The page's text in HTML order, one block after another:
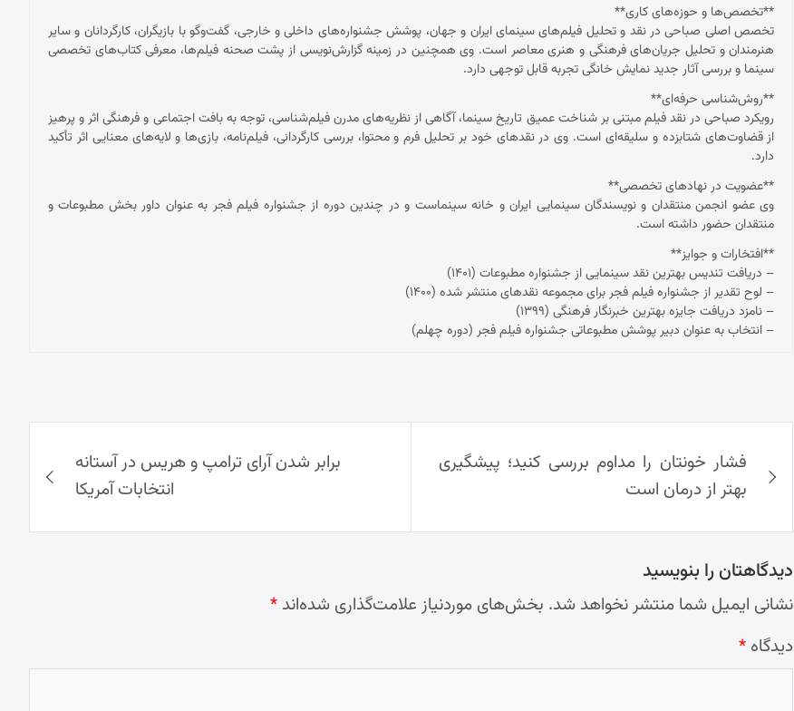
**تخصص‌ها و حوزه‌های کاری**
تخصص اصلی صباحی در نقد و تحلیل فیلم‌های سینمای ایران و جهان، پوشش جشنواره‌های داخلی و خارجی، گفت‌وگو با بازیگران، کارگردانان و سایر
هنرمندان و تحلیل جریان‌های فرهنگی و هنری معاصر است. وی همچنین در زمینه گزارش‌نویسی از پشت صحنه فیلم‌ها، معرفی کتاب‌های تخصصی
سینما و بررسی آثار جدید نمایش خانگی تجربه قابل توجهی دارد.
**روش‌شناسی حرفه‌ای**
رویکرد صباحی در نقد فیلم مبتنی بر شناخت عمیق تاریخ سینما، آگاهی از نظریه‌های مدرن فیلم‌شناسی، توجه به بافت اجتماعی و فرهنگی اثر و پرهیز
از قضاوت‌های شتابزده و سلیقه‌ای است. وی در نقدهای خود بر تحلیل فرم و محتوا، بررسی کارگردانی، فیلم‌نامه، بازی‌ها و لایه‌های معنایی اثر تأکید
دارد.
**عضویت در نهادهای تخصصی**
وی عضو انجمن منتقدان و نویسندگان سینمایی ایران و خانه سینماست و در چندین دوره از جشنواره فیلم فجر به عنوان داور بخش مطبوعات و
منتقدان حضور داشته است.
**افتخارات و جوایز**
– دریافت تندیس بهترین نقد سینمایی از جشنواره مطبوعات (۱۴۰۱)
– لوح تقدیر از جشنواره فیلم فجر برای مجموعه نقدهای منتشر شده (۱۴۰۰)
– نامزد دریافت جایزه بهترین خبرنگار فرهنگی (۱۳۹۹)
– انتخاب به عنوان دبیر پوشش مطبوعاتی جشنواره فیلم فجر (دوره چهلم)
نوشته‌ها
فشار خونتان را مداوم بررسی کنید؛ پیشگیری
بهتر از درمان است
برابر شدن آرای ترامپ و هریس در آستانه
انتخابات آمریکا
دیدگاهتان را بنویسید
نشانی ایمیل شما منتشر نخواهد شد. بخش‌های موردنیاز علامت‌گذاری شده‌اند *
دیدگاه *